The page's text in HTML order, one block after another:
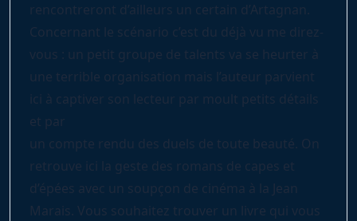
rencontreront d’ailleurs un certain d’Artagnan.
Concernant le scénario c’est du déjà vu me direz-
vous : un petit groupe de talents va se heurter à
une terrible organisation mais l’auteur parvient
ici à captiver son lecteur par moult petits détails
et par
un compte rendu des duels de toute beauté. On
retrouve ici la geste des romans de capes et
d’épées avec un soupçon de cinéma à la Jean
Marais. Vous souhaitez trouver un livre qui vous